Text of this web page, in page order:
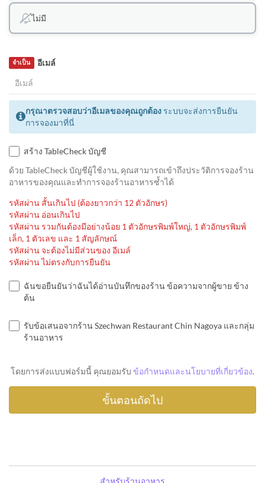
ไม่มี
อีเมล์
จำเป็น
กรุณาตรวจสอบว่าอีเมลของคุณถูกต้อง ระบบจะส่งการยืนยัน
การจองมาที่นี่
สร้าง TableCheck บัญชี
ด้วย TableCheck บัญชีผู้ใช้งาน, คุณสามารถเข้าถึงประวัติการจองร้าน
อาหารของคุณและทำการจองร้านอาหารซ้ำได้
รหัสผ่าน สั้นเกินไป (ต้องยาวกว่า 12 ตัวอักษร)
รหัสผ่าน อ่อนเกินไป
รหัสผ่าน รวมกันต้องมีอย่างน้อย 1 ตัวอักษรพิมพ์ใหญ่, 1 ตัวอักษรพิมพ์
เล็ก, 1 ตัวเลข และ 1 สัญลักษณ์
รหัสผ่าน จะต้องไม่มีส่วนของ อีเมล์
รหัสผ่าน ไม่ตรงกับการยืนยัน
ฉันขอยืนยันว่าฉันได้อ่านบันทึกของร้าน ข้อความจากผู้ขาย ข้าง
ต้น
รับข้อเสนอจากร้าน Szechwan Restaurant Chin Nagoya และกลุ่ม
ร้านอาหาร
โดยการส่งแบบฟอร์มนี้ คุณยอมรับ ข้อกำหนดและนโยบายที่เกี่ยวข้อง.